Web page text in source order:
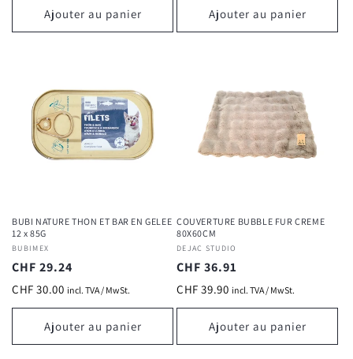
Ajouter au panier Ajouter au panier
BUBI NATURE THON ET BAR EN GELEE
12 x 85G
Fournisseur :
BUBIMEX
Prix
habituel
CHF 29.24
CHF 30.00 incl. TVA / MwSt.
Ajouter au panier
COUVERTURE BUBBLE FUR CREME
80X60CM
Fournisseur :
DEJAC STUDIO
Prix
habituel
CHF 36.91
CHF 39.90 incl. TVA / MwSt.
Ajouter au panier